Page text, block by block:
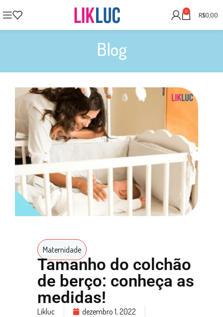
0 R$0,00
Blog
Maternidade
Tamanho do colchão
de berço: conheça as
medidas!
Likluc dezembro 1, 2022